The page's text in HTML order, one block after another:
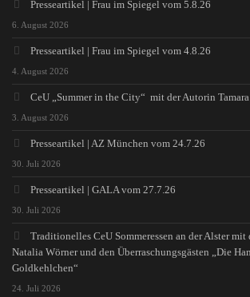
Presseartikel | Frau im Spiegel vom 5.8.26
6. August 2026
Presseartikel | Frau im Spiegel vom 4.8.26
4. August 2026
CeU „Summer in the City“ mit der Autorin
3. August 2026
Presseartikel | AZ München vom 24.7.26
30. Juli 2026
Presseartikel | GALA vom 27.7.26
30. Juli 2026
Traditionelles CeU Sommeressen an der Alster mit
Natalia Wörner und den Überraschungsgästen „Die
Goldkehlchen“
24. Juli 2026